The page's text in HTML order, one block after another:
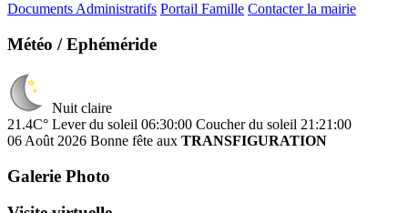
Documents Administratifs Portail Famille Contacter la mairie
Météo / Ephéméride
Nuit claire
21.4C° Lever du soleil 06:30:00 Coucher du soleil 21:21:00
06 Août 2026 Bonne fête aux TRANSFIGURATION
Galerie Photo